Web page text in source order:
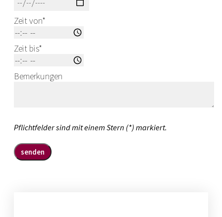
Zeit von*
Zeit bis*
Bemerkungen
Pflichtfelder sind mit einem Stern (*) markiert.